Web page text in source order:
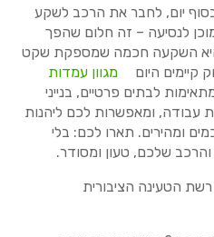
יום, לחבר את הרכב לשקע
לנסיעה – זה חלום שהפך
היא השקעה חכמה שמספקת שקט
קיימים היום
מגוון עמדות
לבתים פרטיים, בנייני
עבודה, ומאפשרות לכם ליהנות
ומהירים. תארו לכם: בלי
שלכם, טעון ומסודר.
הטעינה הציבורית